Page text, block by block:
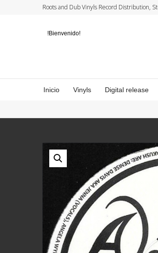
Roots and Dub Vinyls Record Distribution,
!Bienvenido!
Inicio Vinyls Digital release